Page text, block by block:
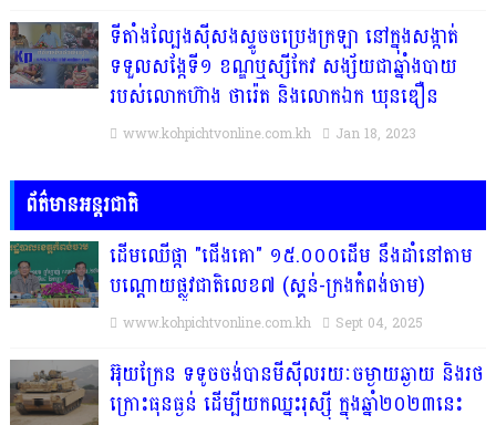
ទីតាំងល្បែងស៊ីសងស្ទូចចប្រេងក្រឡា នៅក្នុងសង្កាត់
ទទួលសង្កែទី១ ខណ្ឌឬស្សីកែវ សង្ស័យជាឆ្នាំងបាយ
របស់លោកហ៊ាង ថារ៉េត និងលោកឯក ឃុនឌឿន
www.kohpichtvonline.com.kh Jan 18, 2023
ព័ត៌មានអន្តរជាតិ
ដើមឈើផ្កា "ជើងគោ" ១៥.០០០ដើម នឹងដាំនៅតាម
បណ្តោយផ្លូវជាតិលេខ៧ (ស្គន់-ក្រងកំពង់ចាម)
www.kohpichtvonline.com.kh Sept 04, 2025
អ៊ុយក្រែន ទទូចចង់បានមីស៊ីលរយៈចម្ងាយឆ្ងាយ និងរថ
ក្រោះធុនធ្ងន់ ដើម្បីយកឈ្នះរុស្ស៉ី ក្នុងឆ្នាំ២០២៣នេះ